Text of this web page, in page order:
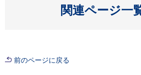
関連ページ一
開く
前のページに戻る